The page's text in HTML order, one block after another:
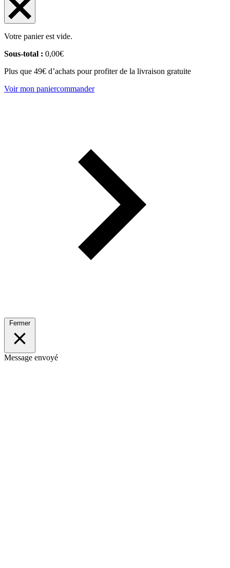
Votre panier est vide.
Sous-total : 0,00€
Plus que 49€ d’achats pour profiter de la livraison gratuite
Voir mon paniercommander
Fermer
Message envoyé